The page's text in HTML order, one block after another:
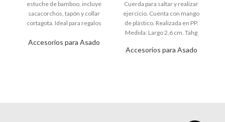
Accesorios para Asado
estuche de bamboo, incluye
sacacorchos, tapón y collar
cortagota. Ideal para regalos
Accesorios para Asado
Cuerda para saltar y realizar
ejercicio. Cuenta con mango
de plástico. Realizada en PP.
Medida: Largo 2,6 cm. Tahg